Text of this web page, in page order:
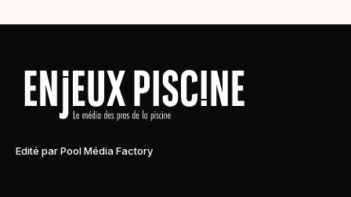
Edité par Pool Média Factory